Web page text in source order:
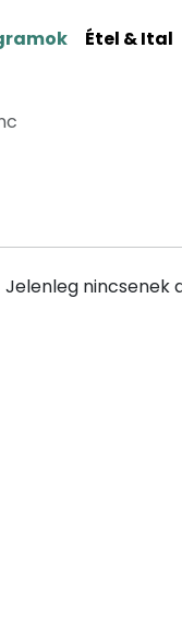
Étel & Ital
Jelenleg nincsenek